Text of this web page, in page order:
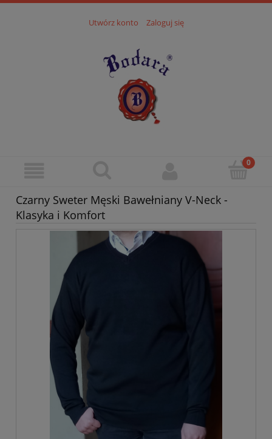
Utwórz konto Zaloguj się
Czarny Sweter Męski Bawełniany V-Neck -
Klasyka i Komfort